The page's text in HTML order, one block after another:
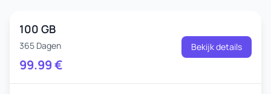
100 GB
365 Dagen
99.99€
Bekijk details